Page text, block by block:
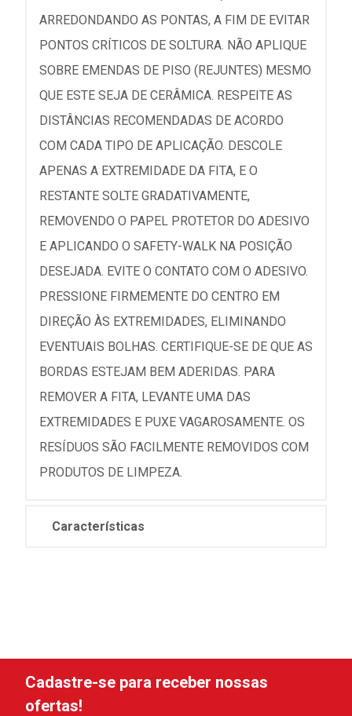
ARREDONDANDO AS PONTAS, A FIM DE EVITAR
PONTOS CRÍTICOS DE SOLTURA. NÃO APLIQUE
SOBRE EMENDAS DE PISO (REJUNTES) MESMO
QUE ESTE SEJA DE CERÂMICA. RESPEITE AS
DISTÂNCIAS RECOMENDADAS DE ACORDO
COM CADA TIPO DE APLICAÇÃO. DESCOLE
APENAS A EXTREMIDADE DA FITA, E O
RESTANTE SOLTE GRADATIVAMENTE,
REMOVENDO O PAPEL PROTETOR DO ADESIVO
E APLICANDO O SAFETY-WALK NA POSIÇÃO
DESEJADA. EVITE O CONTATO COM O ADESIVO.
PRESSIONE FIRMEMENTE DO CENTRO EM
DIREÇÃO ÀS EXTREMIDADES, ELIMINANDO
EVENTUAIS BOLHAS. CERTIFIQUE-SE DE QUE AS
BORDAS ESTEJAM BEM ADERIDAS. PARA
REMOVER A FITA, LEVANTE UMA DAS
EXTREMIDADES E PUXE VAGAROSAMENTE. OS
RESÍDUOS SÃO FACILMENTE REMOVIDOS COM
PRODUTOS DE LIMPEZA.
Características
Cadastre-se para receber nossas
ofertas!